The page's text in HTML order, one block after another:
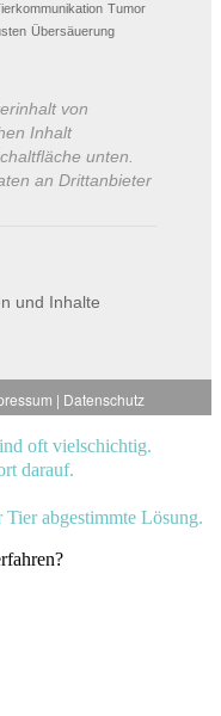
Tumor
Übersäuerung
von
Inhalt
unten.
an Drittanbieter
und Inhalte
| Datenschutz
oft vielschichtig.
darauf.
abgestimmte Lösung.